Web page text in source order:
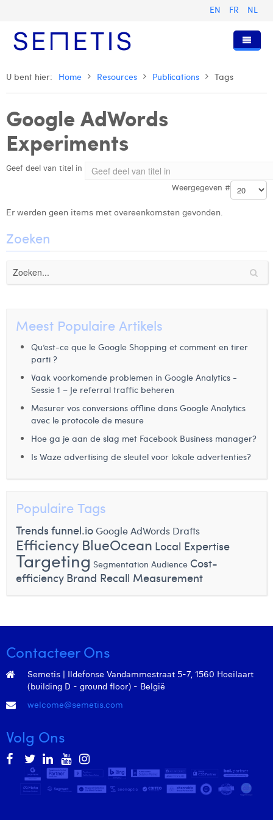
EN FR NL
Home
Diensten
Digital Advertising
Digital Business Intelligence
Technologie
Wie zijn wij
Onze Geschiedenis
Het Team
Arthur Collard
Camille Servais
Charlie Deschamps
Edouard Polet
Elio Civalleri
Eliott Pousset
Floriane Defacqz
Glenn Vanderlinden
Hanne Van Loock
Jonas Geiregat
Justine Cremer
Laura Rooseleer
Laura Verhelst
Linda Kraim
Lisa Protin
Lore Fierens
Lotte Vranckx
Louis Nassogne
Lucas Taels
Omnicom Media Group
Certificeringen
Pers & Publicaties
Artikels
Persberichten
Klanten
Strategy Director
Digital Business Analyst
Digital Business Consultant NL
Contact
U bent hier: Home Resources Publications Tags
Google AdWords
Experiments
Geef deel van titel in
Weergegeven #
Er werden geen items met overeenkomsten gevonden.
Zoeken
Meest Populaire Artikels
Qu’est-ce que le Google Shopping et comment en tirer
parti ?
Vaak voorkomende problemen in Google Analytics -
Sessie 1 – Je referral traffic beheren
Mesurer vos conversions offline dans Google Analytics
avec le protocole de mesure
Hoe ga je aan de slag met Facebook Business manager?
Is Waze advertising de sleutel voor lokale advertenties?
Populaire Tags
Trends funnel.ioGoogle AdWords Drafts
EfficiencyBlueOcean Local Expertise
Targeting Segmentation Audience Cost-
efficiency Brand Recall Measurement
Contacteer Ons
Semetis | Ildefonse Vandammestraat 5-7, 1560 Hoeilaart
(building D - ground floor) - België
welcome@semetis.com
Volg Ons